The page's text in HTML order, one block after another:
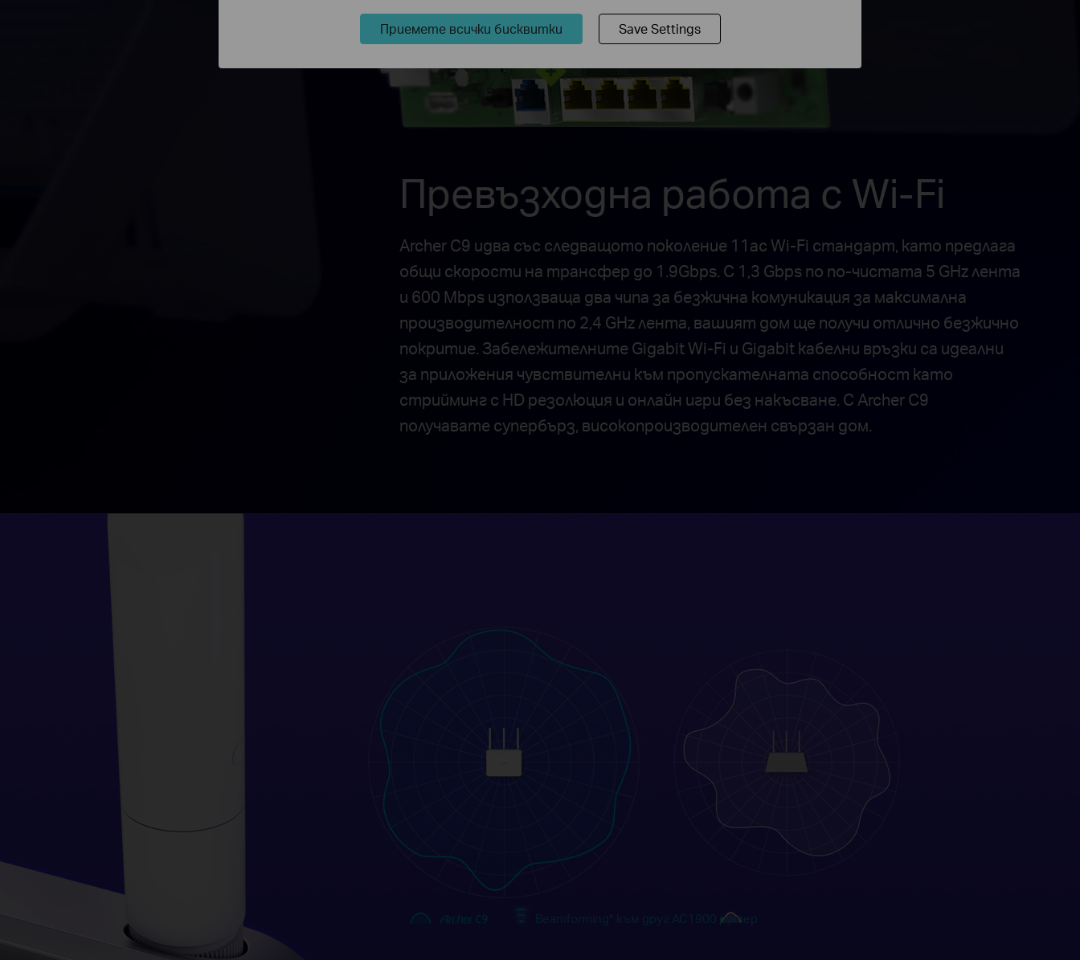
Превъзходна работа с Wi-Fi
Archer C9 идва със следващото поколение 11ac Wi-Fi стандарт, като предлага
общи скорости на трансфер до 1.9Gbps. С 1,3 Gbps по по-чистата 5 GHz лента
и 600 Mbps използваща два чипа за безжична комуникация за максимална
производителност по 2,4 GHz лента, вашият дом ще получи отлично безжично
покритие. Забележителните Gigabit Wi-Fi и Gigabit кабелни връзки са идеални
за приложения чувствителни към пропускателната способност като
стрийминг с HD резолюция и онлайн игри без накъсване. С Archer C9
получавате супербърз, високопроизводителен свързан дом.
към друг AC1900 рутер
Приемете всички бисквитки Save Settings